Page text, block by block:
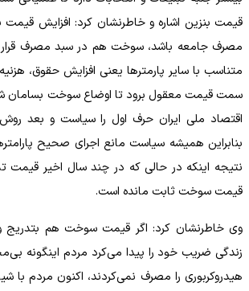
قیمت بنزین اشاره و خاطرنشان کرد: افزایش
مصرف جامعه باشد، سوخت هم در سبد مصرف
متناسب با سایر پارمترها یعنی افزایش حقوق،
سمت قیمت معقول برود تا اوضاع سوخت بسامان
اقتصاد ملی ایران حرف اول را سیاست و بعد
بنابراین همیشه سیاست مانع اجرای صحیح
نتیجه اینکه در حالی که در چند سال اخیر قیمت
قیمت سوخت ثابت مانده است.
وی خاطرنشان کرد: اگر قیمت سوخت هم بتدریج
زندگی ضریب خود را پیدا می‌کرد مردم اینگونه
هیدروکربوری را مصرف نمی‌کردند، اکنون مردم با